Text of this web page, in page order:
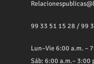
99 33 51 15 28 /99
Lun–Vie 6:00 a.m. –
Sáb: 6:00 a.m.– 3:00